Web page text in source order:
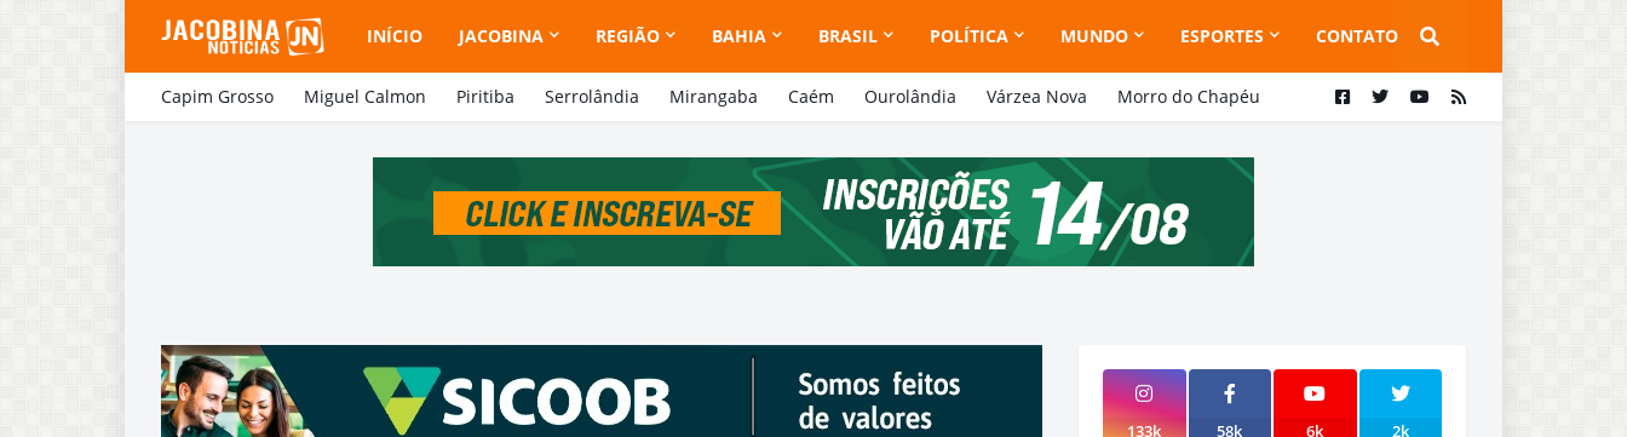
INÍCIO JACOBINA REGIÃO BAHIA BRASIL POLÍTICA MUNDO ESPORTES CONTATO
Capim Grosso Miguel Calmon Piritiba Serrolândia Mirangaba Caém Ourolândia Várzea Nova Morro do Chapéu
133k 58k 6k 2k